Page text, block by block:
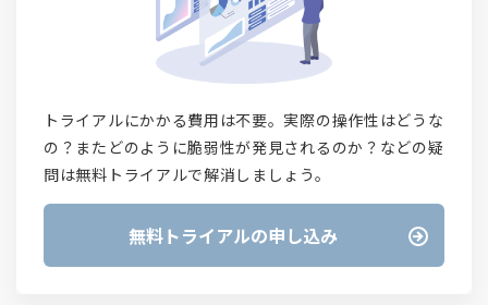
トライアルにかかる費用は不要。実際の操作性はどうな
の？またどのように脆弱性が発見されるのか？などの疑
問は無料トライアルで解消しましょう。
無料トライアルの申し込み